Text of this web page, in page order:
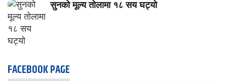
सुनको मूल्य तोलामा १८ सय घट्यो
FACEBOOK PAGE